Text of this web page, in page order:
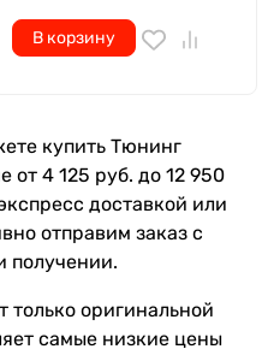
В корзину
купить Тюнинг
от 4 125 руб. до 12 950
доставкой или
отправим заказ с
получении.
только оригинальной
самые низкие цены